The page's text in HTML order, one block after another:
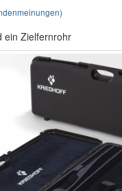
ein Zielfernrohr